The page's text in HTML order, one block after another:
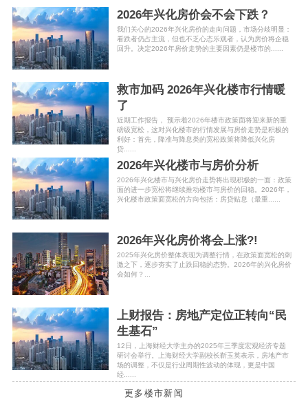
2026年兴化房价会不会下跌？
我们关心的2026年兴化房价的走向问题，市场分歧明显：
看跌者仍占主流，但也不乏心态乐观者，认为房价将企稳
回升。决定2026年房价走势的主要因素仍是楼市的......
救市加码 2026年兴化楼市行情暖
了
近期工作报告， 预示着2026年楼市政策面将迎来新的重
磅级宽松，这对兴化楼市的行情发展与房价走势是积极的
利好：首先，降准与降息类的宽松政策将降低兴化房
贷......
2026年兴化楼市与房价分析
2026年兴化楼市与兴化房价走势将出现积极的一面：政策
面的进一步宽松将继续推动楼市与房价的回稳。2026年，
兴化楼市政策面宽松的方向包括：房贷贴息（最重......
2026年兴化房价将会上涨?!
2025年兴化房价整体表现为调整行情，在政策面宽松的刺
激之下，逐步夯实了止跌回稳的态势。2026年的兴化房价
会如何？...
上财报告：房地产定位正转向“民
生基石”
12日，上海财经大学主办的2025年三季度宏观经济专题
研讨会举行。上海财经大学副校长靳玉英表示，房地产市
场的调整，不仅是行业周期性波动的体现，更是中国
经......
更多楼市新闻